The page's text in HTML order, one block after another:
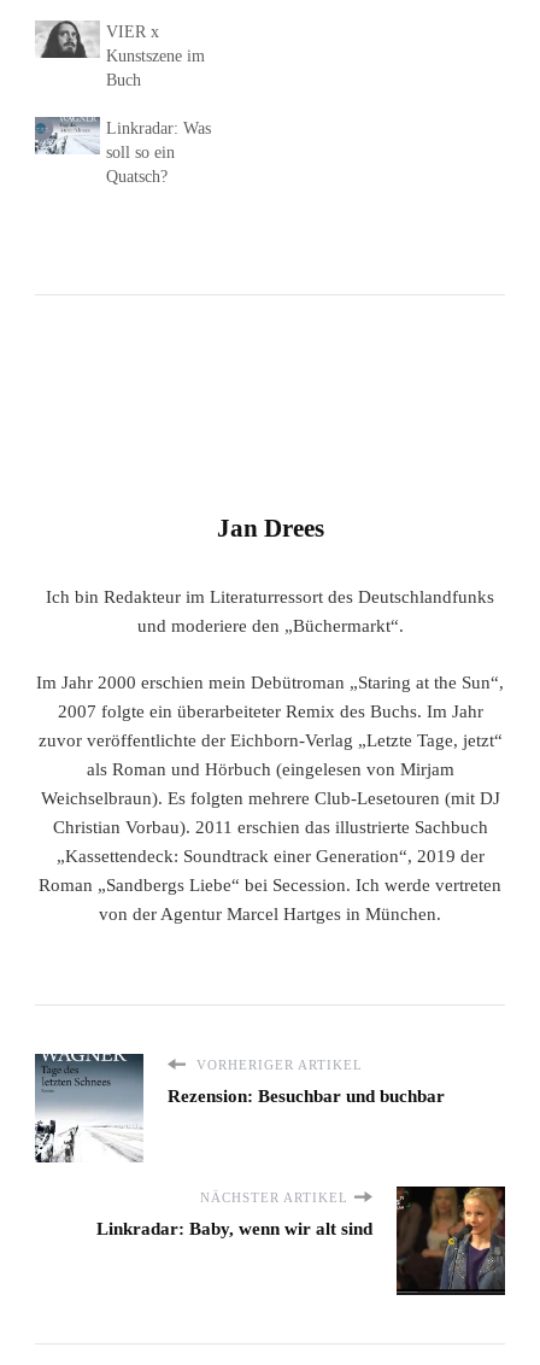
VIER x
Kunstszene im
Buch
Linkradar: Was
soll so ein
Quatsch?
Jan Drees
Ich bin Redakteur im Literaturressort des Deutschlandfunks
und moderiere den „Büchermarkt“.
Im Jahr 2000 erschien mein Debütroman „Staring at the Sun“,
2007 folgte ein überarbeiteter Remix des Buchs. Im Jahr
zuvor veröffentlichte der Eichborn-Verlag „Letzte Tage, jetzt“
als Roman und Hörbuch (eingelesen von Mirjam
Weichselbraun). Es folgten mehrere Club-Lesetouren (mit DJ
Christian Vorbau). 2011 erschien das illustrierte Sachbuch
„Kassettendeck: Soundtrack einer Generation“, 2019 der
Roman „Sandbergs Liebe“ bei Secession. Ich werde vertreten
von der Agentur Marcel Hartges in München.
VORHERIGER ARTIKEL
Rezension: Besuchbar und buchbar
NÄCHSTER ARTIKEL
Linkradar: Baby, wenn wir alt sind